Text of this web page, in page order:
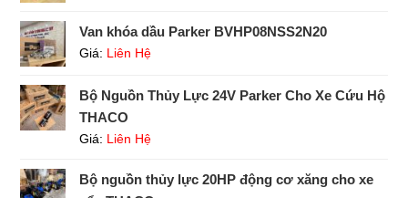
Van khóa dầu Parker BVHP08NSS2N20
Giá: Liên Hệ
Bộ Nguồn Thủy Lực 24V Parker Cho Xe Cứu Hộ
THACO
Giá: Liên Hệ
Bộ nguồn thủy lực 20HP động cơ xăng cho xe